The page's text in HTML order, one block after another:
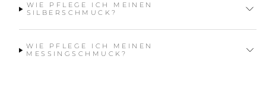
WIE PFLEGE ICH MEINEN
SILBERSCHMUCK?
WIE PFLEGE ICH MEINEN
MESSINGSCHMUCK?